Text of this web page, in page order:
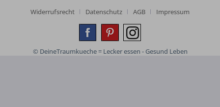
Widerrufsrecht
Datenschutz AGB Impressum
© DeineTraumkueche = Lecker essen - Gesund Leben